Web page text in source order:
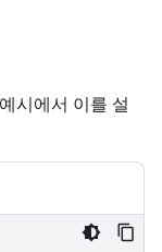
시에서 이를 설